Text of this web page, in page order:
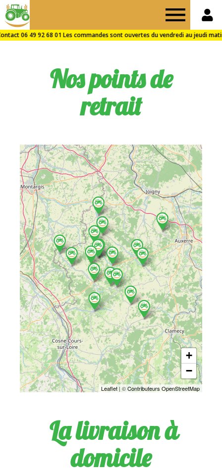
FermesNos points de
retrait
+
−
Leaflet | ©Contributeurs OpenStreetMap
La livraison à
domicile